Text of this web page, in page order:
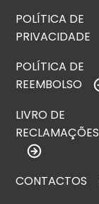
POLÍTICA DE
PRIVACIDADE
POLÍTICA DE
REEMBOLSO
LIVRO DE
RECLAMAÇÕES
CONTACTOS